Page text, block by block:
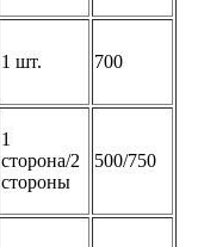
1 шт. 700
1
сторона/2
стороны
500/750